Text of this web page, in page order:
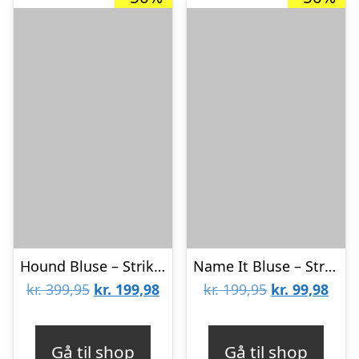
Hound Bluse – Strik – Black
kr.399,95 Den
kr. 199,98Den
Gå til shop
Name It Bluse – Strik – NkfOline – Black
kr.199,95 Den
kr. 99,98Den
Gå til shop